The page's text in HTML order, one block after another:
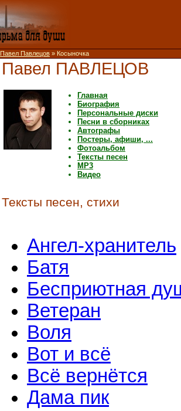
Павел Павлецов » Косыночка
Павел ПАВЛЕЦОВ
Главная
Биография
Персональные диски
Песни в сборниках
Автографы
Постеры, афиши, ...
Фотоальбом
Тексты песен
MP3
Видео
Тексты песен, стихи
Ангел-хранитель
Батя
Бесприютная
Ветеран
Воля
Вот и всё
Всё вернётся
Дама пик